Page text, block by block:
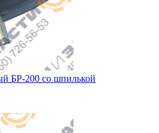
БР-200 со шпилькой